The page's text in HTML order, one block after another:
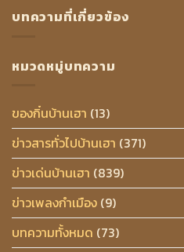
บทความที่เกี่ยวข้อง
หมวดหมู่บทความ
ของกิ๋นบ้านเฮา (13)
ข่าวสารทั่วไปบ้านเฮา (371)
ข่าวเด่นบ้านเฮา (839)
ข่าวเพลงกำเมือง (9)
บทความทั้งหมด (73)